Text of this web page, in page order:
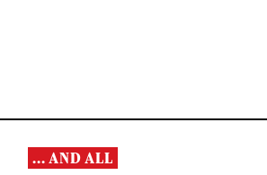
... AND ALL